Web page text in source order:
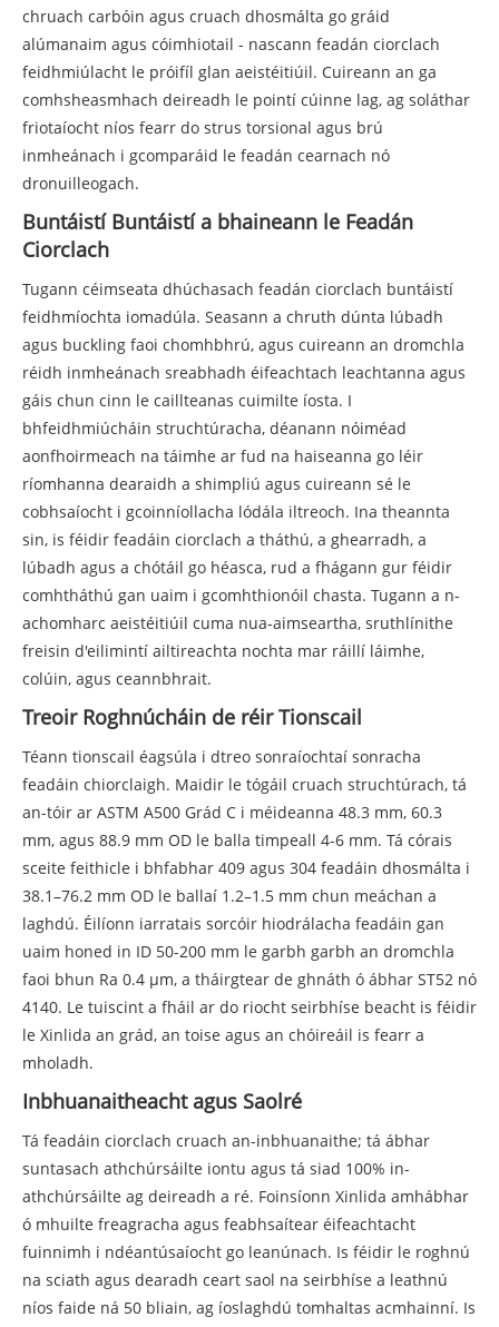
chruach carbóin agus cruach dhosmálta go gráid
alúmanaim agus cóimhiotail - nascann feadán ciorclach
feidhmiúlacht le próifíl glan aeistéitiúil. Cuireann an ga
comhsheasmhach deireadh le pointí cúinne lag, ag soláthar
friotaíocht níos fearr do strus torsional agus brú
inmheánach i gcomparáid le feadán cearnach nó
dronuilleogach.
Buntáistí Buntáistí a bhaineann le Feadán
Ciorclach
Tugann céimseata dhúchasach feadán ciorclach buntáistí
feidhmíochta iomadúla. Seasann a chruth dúnta lúbadh
agus buckling faoi chomhbhrú, agus cuireann an dromchla
réidh inmheánach sreabhadh éifeachtach leachtanna agus
gáis chun cinn le caillteanas cuimilte íosta. I
bhfeidhmiúcháin struchtúracha, déanann nóiméad
aonfhoirmeach na táimhe ar fud na haiseanna go léir
ríomhanna dearaidh a shimpliú agus cuireann sé le
cobhsaíocht i gcoinníollacha lódála iltreoch. Ina theannta
sin, is féidir feadáin ciorclach a tháthú, a ghearradh, a
lúbadh agus a chótáil go héasca, rud a fhágann gur féidir
comhtháthú gan uaim i gcomhthionóil chasta. Tugann a n-
achomharc aeistéitiúil cuma nua-aimseartha, sruthlínithe
freisin d'eilimintí ailtireachta nochta mar ráillí láimhe,
colúin, agus ceannbhrait.
Treoir Roghnúcháin de réir Tionscail
Téann tionscail éagsúla i dtreo sonraíochtaí sonracha
feadáin chiorclaigh. Maidir le tógáil cruach struchtúrach, tá
an-tóir ar ASTM A500 Grád C i méideanna 48.3 mm, 60.3
mm, agus 88.9 mm OD le balla timpeall 4-6 mm. Tá córais
sceite feithicle i bhfabhar 409 agus 304 feadáin dhosmálta i
38.1–76.2 mm OD le ballaí 1.2–1.5 mm chun meáchan a
laghdú. Éilíonn iarratais sorcóir hiodrálacha feadáin gan
uaim honed in ID 50-200 mm le garbh garbh an dromchla
faoi bhun Ra 0.4 µm, a tháirgtear de ghnáth ó ábhar ST52 nó
4140. Le tuiscint a fháil ar do riocht seirbhíse beacht is féidir
le Xinlida an grád, an toise agus an chóireáil is fearr a
mholadh.
Inbhuanaitheacht agus Saolré
Tá feadáin ciorclach cruach an-inbhuanaithe; tá ábhar
suntasach athchúrsáilte iontu agus tá siad 100% in-
athchúrsáilte ag deireadh a ré. Foinsíonn Xinlida amhábhar
ó mhuilte freagracha agus feabhsaítear éifeachtacht
fuinnimh i ndéantúsaíocht go leanúnach. Is féidir le roghnú
na sciath agus dearadh ceart saol na seirbhíse a leathnú
níos faide ná 50 bliain, ag íoslaghdú tomhaltas acmhainní. Is